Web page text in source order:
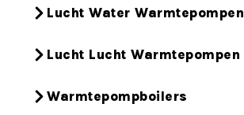
Lucht Water Warmtepompen
Lucht Lucht Warmtepompen
Warmtepompboilers